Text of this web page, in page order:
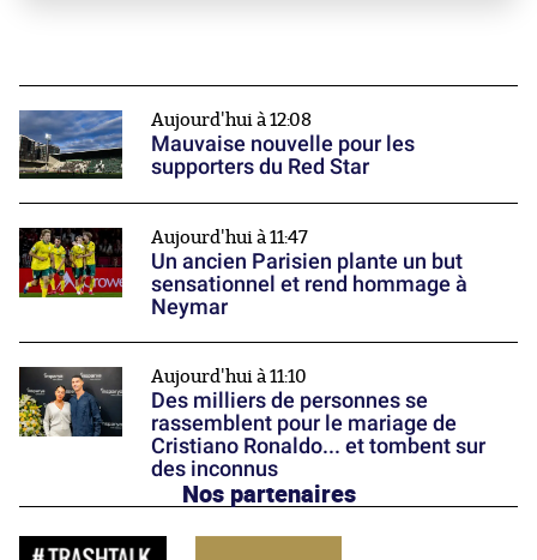
Aujourd'hui à 12:08
Mauvaise nouvelle pour les
supporters du Red Star
Aujourd'hui à 11:47
Un ancien Parisien plante un but
sensationnel et rend hommage à
Neymar
Aujourd'hui à 11:10
Des milliers de personnes se
rassemblent pour le mariage de
Cristiano Ronaldo... et tombent sur
des inconnus
Nos partenaires